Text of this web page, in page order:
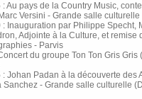
: Au pays de la Country Music,
Versini - Grande salle
: Inauguration par Philippe Specht,
Adjointe à la Culture, et remise
- Parvis
du groupe Ton Ton Gris Gris
: Johan Padan à la découverte des
Sanchez - Grande salle culturelle